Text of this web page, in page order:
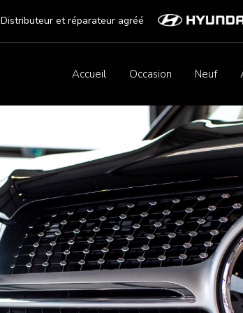
Distributeur et réparateur agréé
Accueil Occasion Neuf